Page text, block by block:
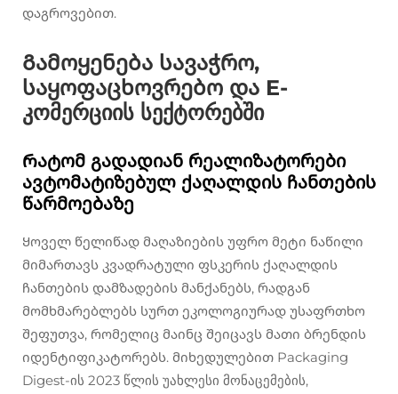
დაგროვებით.
Გამოყენება სავაჭრო,
საყოფაცხოვრებო და E-
კომერციის სექტორებში
Რატომ გადადიან რეალიზატორები
ავტომატიზებულ ქაღალდის ჩანთების
წარმოებაზე
Ყოველ წელიწად მაღაზიების უფრო მეტი ნაწილი
მიმართავს კვადრატული ფსკერის ქაღალდის
ჩანთების დამზადების მანქანებს, რადგან
მომხმარებლებს სურთ ეკოლოგიურად უსაფრთხო
შეფუთვა, რომელიც მაინც შეიცავს მათი ბრენდის
იდენტიფიკატორებს. მიხედულებით Packaging
Digest-ის 2023 წლის უახლესი მონაცემების,